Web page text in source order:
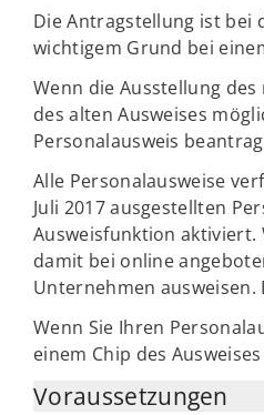
Die Antragstellung ist bei
wichtigem Grund bei
Wenn die Ausstellung
des alten Ausweises
Personalausweis
Alle Personalausweise
Juli 2017 ausgestellten
Ausweisfunktion aktiviert.
damit bei online
Unternehmen ausweisen.
Wenn Sie Ihren
einem Chip des
Voraussetzungen